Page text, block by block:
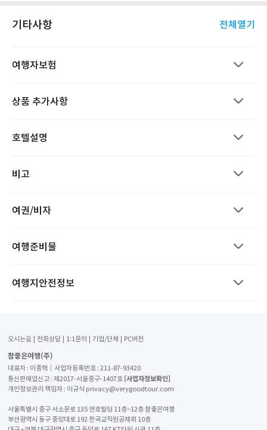
기타사항 전체열기
여행자보험
상품 추가사항
호텔설명
비고
여권/비자
여행준비물
여행지안전정보
오시는길 전화상담 1:1문의 기업/단체 PC버전
참좋은여행(주)
대표자 : 이종혁│사업자등록번호 : 211-87-93420
통신판매업신고 : 제2017-서울중구-1407호 [사업자정보확인]
개인정보관리 책임자 : 이규식 privacy@verygoodtour.com
서울특별시 중구 서소문로 135 연호빌딩 11층~12층 참좋은여행
부산광역시 동구 중앙대로 192 한국교직원공제회 10층